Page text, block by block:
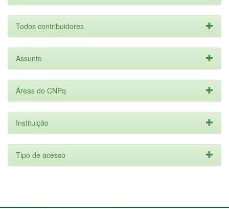
Todos contribuidores
Assunto
Áreas do CNPq
Instituição
Tipo de acesso